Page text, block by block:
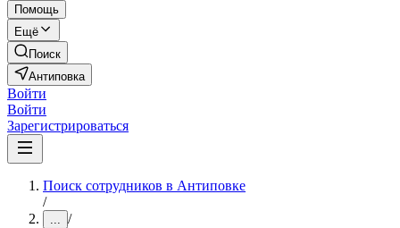
Помощь
Ещё
Поиск
Антиповка
Войти
Войти
Зарегистрироваться
Поиск сотрудников в Антиповке
/
... /